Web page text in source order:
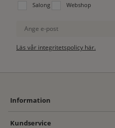
Välj vilken lista du vill prenumerera på:
Salong Webshop
Ange e-post
Läs vår integritetspolicy här.
Information
Kundservice